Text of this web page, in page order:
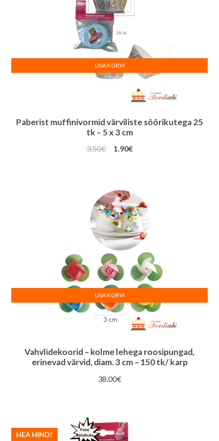
Paberist muffinivormid värviliste sõõrikutega 25
tk – 5 x 3 cm
3.50€
Algne
1.90€Praegune
LISA KORVI
Vahvlidekoorid – kolme lehega roosipungad,
erinevad värvid, diam. 3 cm – 150 tk/ karp
38.00€
LISA KORVI
HEA HIND!